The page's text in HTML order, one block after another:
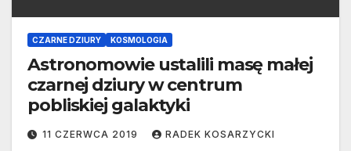
CZARNE DZIURY KOSMOLOGIA
Astronomowie ustalili masę małej
czarnej dziury w centrum
pobliskiej galaktyki
11 CZERWCA 2019 RADEK KOSARZYCKI